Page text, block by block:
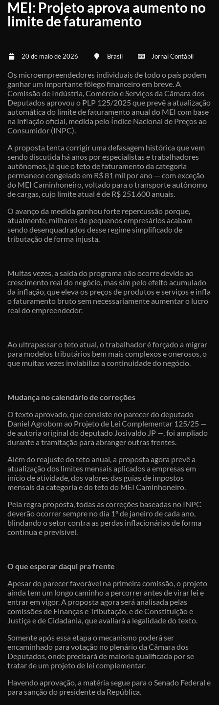
MEI: Projeto aprova aumento no
limite de faturamento
20 de maio de 2026 Brasil Jornal Contábil
Os microempreendedores individuais de todo o país podem
ganhar um importante fôlego financeiro em breve. A
Comissão de Indústria, Comércio e Serviços da Câmara dos
Deputados aprovou o PLP 125/2025 que prevê a atualização
automática do limite de faturamento anual do MEI com base
na inflação oficial, medida pelo Índice Nacional de Preços ao
Consumidor (INPC).
A proposta tenta corrigir uma defasagem histórica que vem
sendo discutida há anos por especialistas e trabalhadores
autônomos, já que o teto de faturamento da categoria
permanece congelado em R$ 81 mil por ano — com exceção
do MEI Caminhoneiro, voltado para o transporte autônomo
de cargas, cujo limite atual é de R$ 251.600 anuais.
O avanço da medida ganhou forte repercussão porque,
atualmente, milhares de pequenos empresários acabam
sendo desenquadrados desse regime simplificado de
tributação de forma injusta.
Muitas vezes, a saída do programa não ocorre devido ao
crescimento real do negócio, mas sim pelo efeito acumulado
da inflação, que eleva os preços de produtos e serviços e infla
o faturamento bruto sem necessariamente aumentar o lucro
real do empreendedor.
Ao ultrapassar o teto atual, o trabalhador é forçado a migrar
para modelos tributários bem mais complexos e onerosos, o
que muitas vezes inviabiliza a continuidade do negócio.
Mudança no calendário de correções
O texto aprovado, que consiste no parecer do deputado
Daniel Agrobom ao Projeto de Lei Complementar 125/25 —
de autoria original do deputado Josivaldo JP —, foi ampliado
durante a tramitação para abranger outras frentes.
Além do reajuste do teto anual, a proposta agora prevê a
atualização dos limites mensais aplicados a empresas em
início de atividade, dos valores das guias de impostos
mensais da categoria e do teto do MEI Caminhoneiro.
Pela regra proposta, todas as correções baseadas no INPC
deverão ocorrer sempre no dia 1º de janeiro de cada ano,
blindando o setor contra as perdas inflacionárias de forma
contínua e previsível.
O que esperar daqui pra frente
Apesar do parecer favorável na primeira comissão, o projeto
ainda tem um longo caminho a percorrer antes de virar lei e
entrar em vigor. A proposta agora será analisada pelas
comissões de Finanças e Tributação, e de Constituição e
Justiça e de Cidadania, que avaliará a legalidade do texto.
Somente após essa etapa o mecanismo poderá ser
encaminhado para votação no plenário da Câmara dos
Deputados, onde precisará de maioria qualificada por se
tratar de um projeto de lei complementar.
Havendo aprovação, a matéria segue para o Senado Federal e
para sanção do presidente da República.